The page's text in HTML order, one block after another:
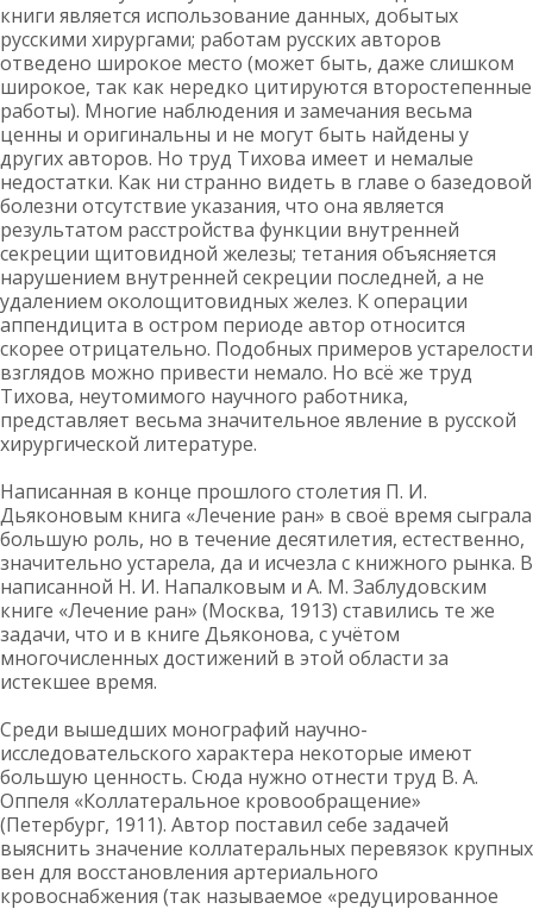
книги является использование данных, добытых
русскими хирургами; работам русских авторов
отведено широкое место (может быть, даже слишком
широкое, так как нередко цитируются второстепенные
работы). Многие наблюдения и замечания весьма
ценны и оригинальны и не могут быть найдены у
других авторов. Но труд Тихова имеет и немалые
недостатки. Как ни странно видеть в главе о базедовой
болезни отсутствие указания, что она является
результатом расстройства функции внутренней
секреции щитовидной железы; тетания объясняется
нарушением внутренней секреции последней, а не
удалением околощитовидных желез. К операции
аппендицита в остром периоде автор относится
скорее отрицательно. Подобных примеров устарелости
взглядов можно привести немало. Но всё же труд
Тихова, неутомимого научного работника,
представляет весьма значительное явление в русской
хирургической литературе.
Написанная в конце прошлого столетия П. И.
Дьяконовым книга «Лечение ран» в своё время сыграла
большую роль, но в течение десятилетия, естественно,
значительно устарела, да и исчезла с книжного рынка. В
написанной Н. И. Напалковым и А. М. Заблудовским
книге «Лечение ран» (Москва, 1913) ставились те же
задачи, что и в книге Дьяконова, с учётом
многочисленных достижений в этой области за
истекшее время.
Среди вышедших монографий научно-
исследовательского характера некоторые имеют
большую ценность. Сюда нужно отнести труд В. А.
Оппеля «Коллатеральное кровообращение»
(Петербург, 1911). Автор поставил себе задачей
выяснить значение коллатеральных перевязок крупных
вен для восстановления артериального
кровоснабжения (так называемое «редуцированное